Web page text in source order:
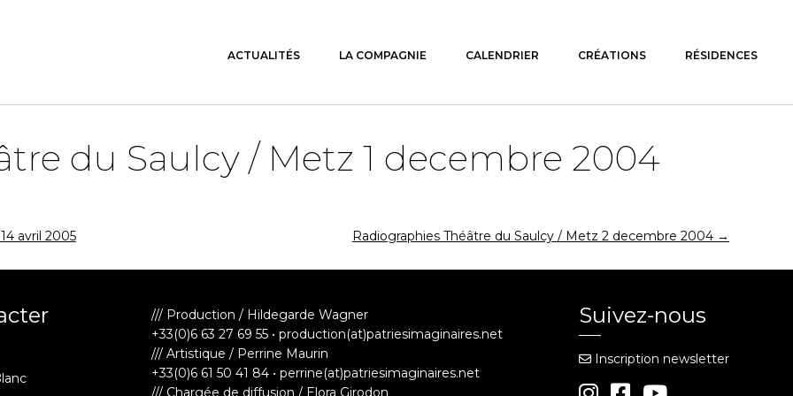
ACTUALITÉS LA COMPAGNIE CALENDRIER CRÉATIONS RÉSIDENCES
du Saulcy / Metz 1 decembre 2004
avril 2005 Radiographies Théâtre du Saulcy / Metz 2 decembre 2004 →
/// Production / Hildegarde Wagner
+33(0)6 63 27 69 55 • production(at)patriesimaginaires.net
/// Artistique / Perrine Maurin
+33(0)6 61 50 41 84 • perrine(at)patriesimaginaires.net
/// Chargée de diffusion / Elora Girodon
Suivez-nous
Inscription newsletter